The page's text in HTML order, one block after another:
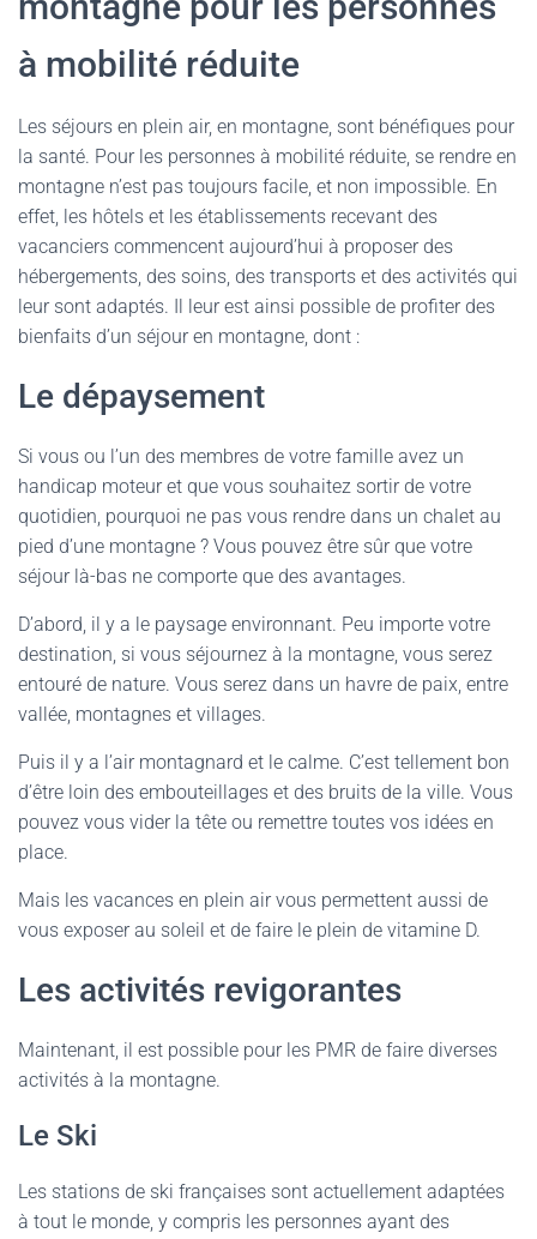
à mobilité réduite
Les séjours en plein air, en montagne, sont bénéfiques pour
la santé. Pour les personnes à mobilité réduite, se rendre en
montagne n’est pas toujours facile, et non impossible. En
effet, les hôtels et les établissements recevant des
vacanciers commencent aujourd’hui à proposer des
hébergements, des soins, des transports et des activités qui
leur sont adaptés. Il leur est ainsi possible de profiter des
bienfaits d’un séjour en montagne, dont :
Le dépaysement
Si vous ou l’un des membres de votre famille avez un
handicap moteur et que vous souhaitez sortir de votre
quotidien, pourquoi ne pas vous rendre dans un chalet au
pied d’une montagne ? Vous pouvez être sûr que votre
séjour là-bas ne comporte que des avantages.
D’abord, il y a le paysage environnant. Peu importe votre
destination, si vous séjournez à la montagne, vous serez
entouré de nature. Vous serez dans un havre de paix, entre
vallée, montagnes et villages.
Puis il y a l’air montagnard et le calme. C’est tellement bon
d’être loin des embouteillages et des bruits de la ville. Vous
pouvez vous vider la tête ou remettre toutes vos idées en
place.
Mais les vacances en plein air vous permettent aussi de
vous exposer au soleil et de faire le plein de vitamine D.
Les activités revigorantes
Maintenant, il est possible pour les PMR de faire diverses
activités à la montagne.
Le Ski
Les stations de ski françaises sont actuellement adaptées
à tout le monde, y compris les personnes ayant des